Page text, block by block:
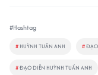
#Hashtag
# HUỲNH TUẤN ANH #ĐẠO
#ĐẠO DIỄN HUỲNH TUẤN ANH